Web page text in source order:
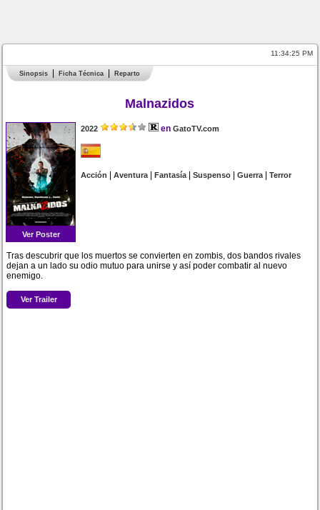
11:34:25 PM
Sinopsis Ficha Técnica Reparto
Malnazidos
Ver Poster
2022 en GatoTV.com
Acción |Aventura|Fantasía|Suspenso |Guerra|Terror
Tras descubrir que los muertos se convierten en zombis, dos bandos rivales
dejan a un lado su odio mutuo para unirse y así poder combatir al nuevo
enemigo.
Ver Trailer